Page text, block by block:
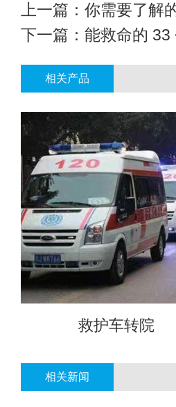
上一篇： 你需要了解
下一篇： 能救命的 33
相关产品
救护车转院
相关新闻